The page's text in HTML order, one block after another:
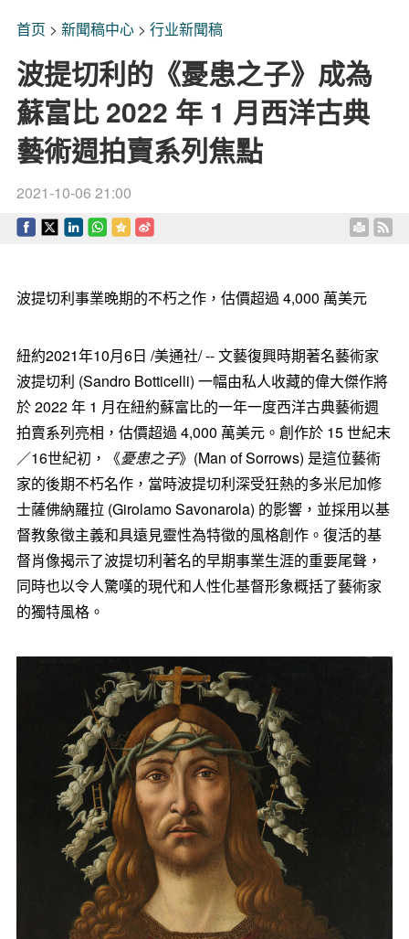
首页 > 新聞稿中心> 行业新聞稿
波提切利的《憂患之子》成為
蘇富比 2022 年 1 月西洋古典
藝術週拍賣系列焦點
2021-10-06 21:00
波提切利事業晚期的不朽之作，估價超過 4,000 萬美元
紐約2021年10月6日 /美通社/ -- 文藝復興時期著名藝術家
波提切利 (Sandro Botticelli) 一幅由私人收藏的偉大傑作將
於 2022 年 1 月在紐約蘇富比的一年一度西洋古典藝術週
拍賣系列亮相，估價超過 4,000 萬美元。創作於 15 世紀末
／16世紀初，《憂患之子》(Man of Sorrows) 是這位藝術
家的後期不朽名作，當時波提切利深受狂熱的多米尼加修
士薩佛納羅拉 (Girolamo Savonarola) 的影響，並採用以基
督教象徵主義和具遠見靈性為特徵的風格創作。復活的基
督肖像揭示了波提切利著名的早期事業生涯的重要尾聲，
同時也以令人驚嘆的現代和人性化基督形象概括了藝術家
的獨特風格。